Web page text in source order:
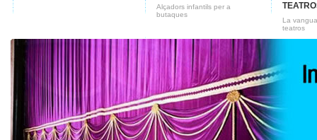
Alçadors infantils per a
butaques
La
teatros
CONTACTO
Conozca nuestra empresa
Fabricas de telones para
teatros y butacas para cines